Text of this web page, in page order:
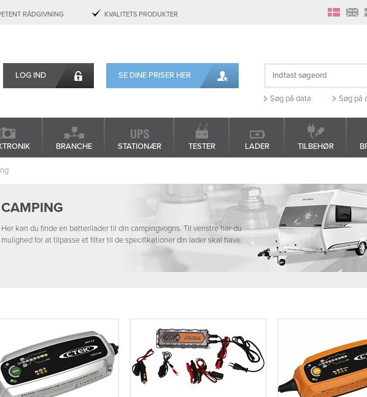
Søg på data Søg på
RÅDGIVNING KVALITETS PRODUKTER
LOG IND SE DINE PRISER HER
BRANCHE STATIONÆR TESTER LADER TILBEHØR
CAMPING
Her kan du finde en batterilader til din campingvogns. Til venstre har du
mulighed for at tilpasse et filter til de specifikationer din lader skal have.